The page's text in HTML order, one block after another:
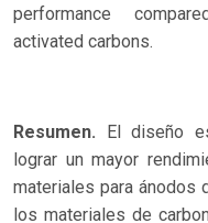
performance
activated carbons.
Resumen. El diseño
lograr un mayor
materiales para ánodos
los materiales de